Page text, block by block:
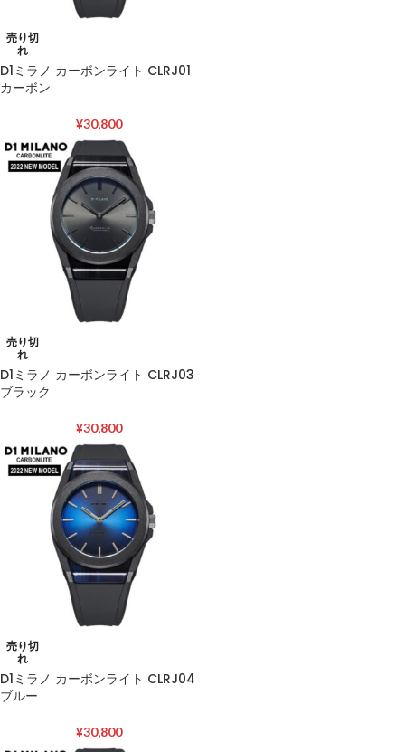
売り切
れ
D1ミラノ カーボンライト CLRJ01
カーボン
¥30,800
売り切
れ
D1ミラノ カーボンライト CLRJ03
ブラック
¥30,800
売り切
れ
D1ミラノ カーボンライト CLRJ04
ブルー
¥30,800